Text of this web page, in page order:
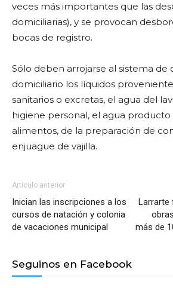
veces más importantes que las
domiciliarias), y se provocan
bocas de registro.
Sólo deben arrojarse al sistema de
domiciliario los líquidos
sanitarios o excretas, el agua del
higiene personal, el agua producto
alimentos, de la preparación de
enjuague de vajilla.
Artículo anterior
Inician las inscripciones a los
cursos de natación y colonia
de vacaciones municipal
Larrarte
más de
Seguinos en Facebook